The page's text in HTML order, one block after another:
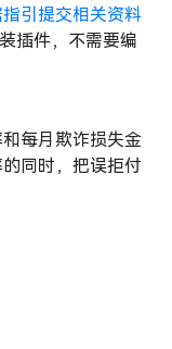
引提交相关资料
插件，不需要编
每月欺诈损失金
同时，把误拒付